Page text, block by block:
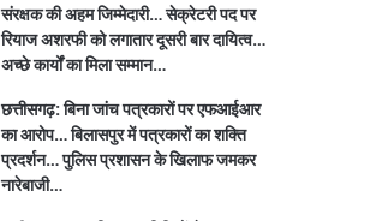
संरक्षक की अहम जिम्मेदारी… सेक्रेटरी पद पर
रियाज अशरफी को लगातार दूसरी बार दायित्व…
अच्छे कार्यों का मिला सम्मान…
छत्तीसगढ़: बिना जांच पत्रकारों पर एफआईआर
का आरोप… बिलासपुर में पत्रकारों का शक्ति
प्रदर्शन… पुलिस प्रशासन के खिलाफ जमकर
नारेबाजी…